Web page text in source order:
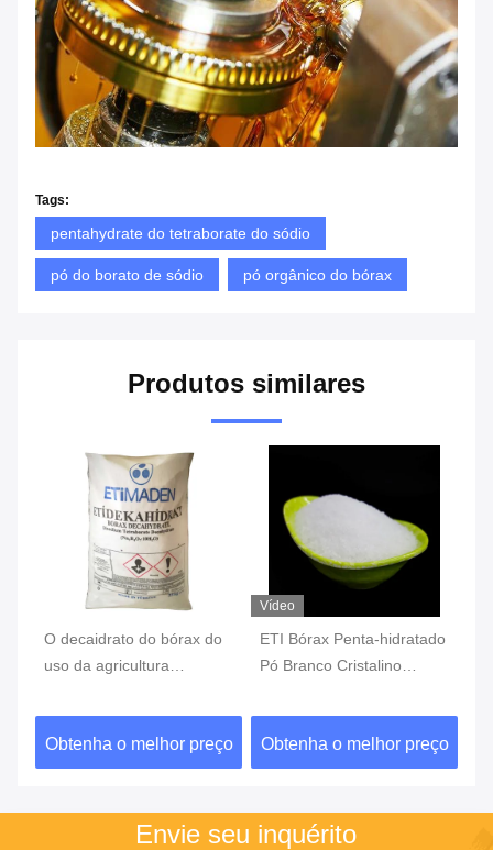
Tags:
pentahydrate do tetraborate do sódio
pó do borato de sódio pó orgânico do bórax
Produtos similares
O decaidrato do bórax do
uso da agricultura
1303-96-4
Obtenha o melhor preço
Vídeo
ETI Bórax Penta-hidratado
Pó Branco Cristalino
Obtenha o melhor preço
Envie seu inquérito